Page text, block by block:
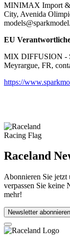
MINIMAX Import &
City, Avenida
EU
MIX DIFFUSION -
Meyrargue, FR,
https://
Raceland
Abonnieren Sie jetzt
verpassen Sie keine
mehr!
Newsletter abonnieren